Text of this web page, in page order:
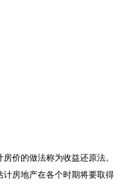
价的做法称为收益还原法。
房地产在各个时期将要取得